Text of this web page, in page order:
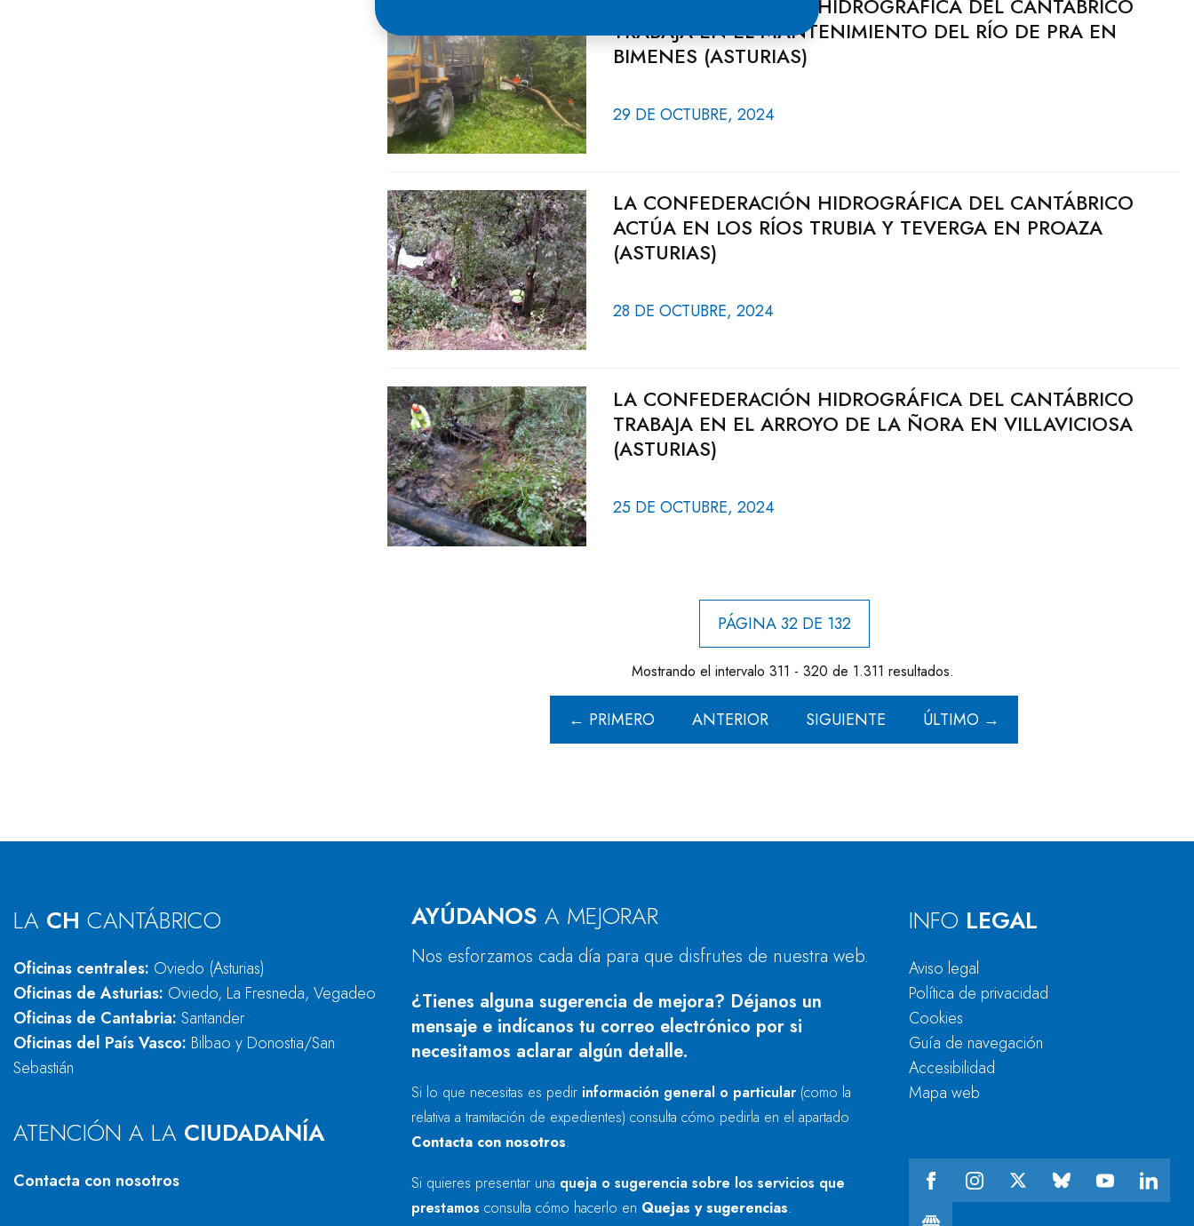
LA CONFEDERACIÓN HIDROGRÁFICA DEL CANTÁBRICO
TRABAJA EN EL MANTENIMIENTO DEL RÍO DE PRA EN
BIMENES (ASTURIAS)
29 DE OCTUBRE, 2024
LA CONFEDERACIÓN HIDROGRÁFICA DEL CANTÁBRICO
ACTÚA EN LOS RÍOS TRUBIA Y TEVERGA EN PROAZA
(ASTURIAS)
28 DE OCTUBRE, 2024
LA CONFEDERACIÓN HIDROGRÁFICA DEL CANTÁBRICO
TRABAJA EN EL ARROYO DE LA ÑORA EN VILLAVICIOSA
(ASTURIAS)
25 DE OCTUBRE, 2024
PÁGINA 32 DE 132
Mostrando el intervalo 311 - 320 de 1.311 resultados.
← PRIMERO ANTERIOR SIGUIENTE ÚLTIMO →
LA CH CANTÁBRICO
Oficinas centrales: Oviedo (Asturias)
Oficinas de Asturias: Oviedo, La Fresneda, Vegadeo
Oficinas de Cantabria: Santander
Oficinas del País Vasco: Bilbao y Donostia/San
Sebastián
ATENCIÓN A LA CIUDADANÍA
Contacta con nosotros
AYÚDANOS A MEJORAR
Nos esforzamos cada día para que disfrutes de nuestra web.
¿Tienes alguna sugerencia de mejora? Déjanos un
mensaje e indícanos tu correo electrónico por si
necesitamos aclarar algún detalle.
Si lo que necesitas es pedir información general o particular (como la
relativa a tramitación de expedientes) consulta cómo pedirla en el apartado
Contacta con nosotros.
Si quieres presentar una queja o sugerencia sobre los servicios que
prestamos consulta cómo hacerlo en Quejas y sugerencias.
INFO LEGAL
Aviso legal
Política de privacidad
Cookies
Guía de navegación
Accesibilidad
Mapa web